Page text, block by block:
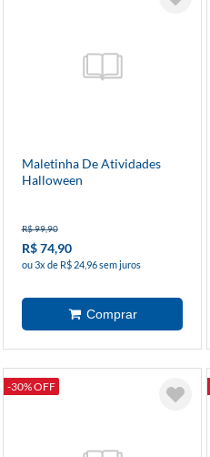
Maletinha De Atividades
Halloween
R$ 99,90
R$ 74,90
ou 3x de R$ 24,96 sem juros
-30% OFF